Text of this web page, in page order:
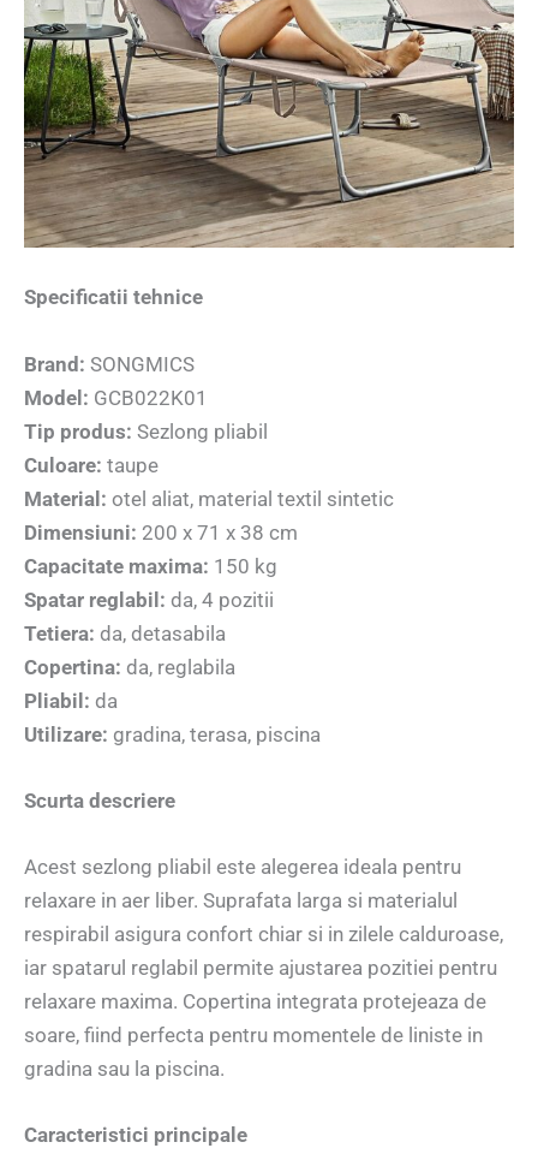
Specificatii tehnice
Brand: SONGMICS
Model: GCB022K01
Tip produs: Sezlong pliabil
Culoare: taupe
Material: otel aliat, material textil sintetic
Dimensiuni: 200 x 71 x 38 cm
Capacitate maxima: 150 kg
Spatar reglabil: da, 4 pozitii
Tetiera: da, detasabila
Copertina: da, reglabila
Pliabil: da
Utilizare: gradina, terasa, piscina
Scurta descriere
Acest sezlong pliabil este alegerea ideala pentru
relaxare in aer liber. Suprafata larga si materialul
respirabil asigura confort chiar si in zilele calduroase,
iar spatarul reglabil permite ajustarea pozitiei pentru
relaxare maxima. Copertina integrata protejeaza de
soare, fiind perfecta pentru momentele de liniste in
gradina sau la piscina.
Caracteristici principale